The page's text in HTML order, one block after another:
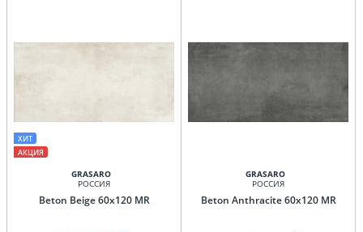
ХИТ
АКЦИЯ
GRASARO
РОССИЯ
Beton Beige 60х120 MR
GRASARO
РОССИЯ
Beton Anthracite 60х120 MR